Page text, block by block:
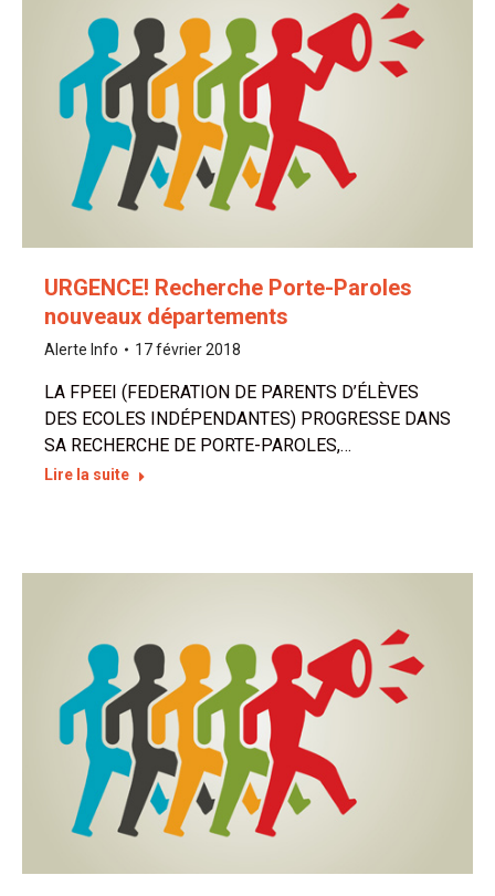
URGENCE! Recherche Porte-Paroles
nouveaux départements
Alerte Info 17 février 2018
LA FPEEI (FEDERATION DE PARENTS D’ÉLÈVES
DES ECOLES INDÉPENDANTES) PROGRESSE DANS
SA RECHERCHE DE PORTE-PAROLES,…
Lire la suite